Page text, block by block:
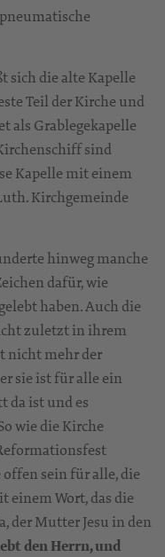
sich die alte Kapelle
Teil der Kirche und
als Grablegekapelle
sind
Kapelle mit einem
Kirchgemeinde
hinweg manche
dafür, wie
haben. Auch die
zuletzt in ihrem
nicht mehr der
sie ist für alle ein
da ist und es
wie die Kirche
sein für alle, die
einem Wort, das die
der Mutter Jesu in den
den Herrn, und